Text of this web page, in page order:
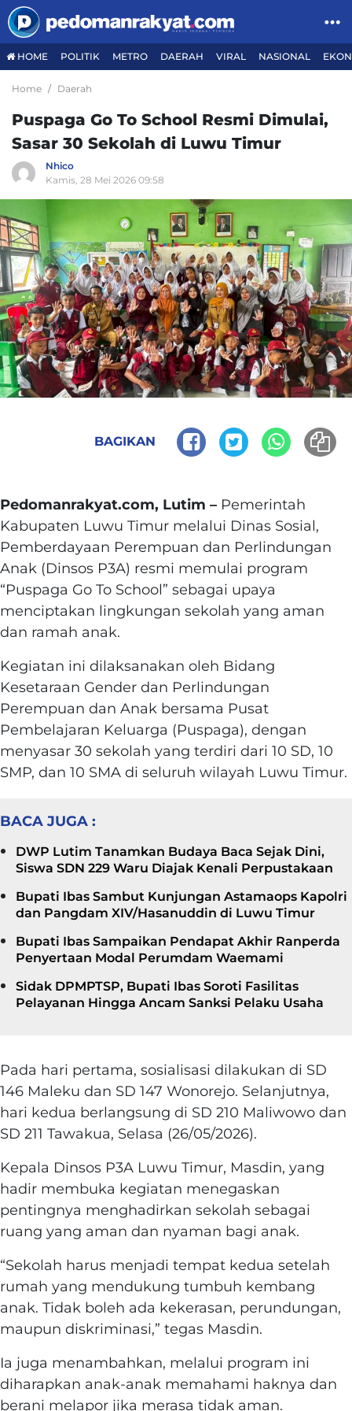
HOME POLITIK METRO DAERAH VIRAL NASIONAL
Home Daerah
Puspaga Go To School Resmi Dimulai,
Sasar 30 Sekolah di Luwu Timur
Nhico
Kamis, 28 Mei 2026 09:58
BAGIKAN
Pedomanrakyat.com, Lutim – Pemerintah
Kabupaten Luwu Timur melalui Dinas Sosial,
Pemberdayaan Perempuan dan Perlindungan
Anak (Dinsos P3A) resmi memulai program
“Puspaga Go To School” sebagai upaya
menciptakan lingkungan sekolah yang aman
dan ramah anak.
Kegiatan ini dilaksanakan oleh Bidang
Kesetaraan Gender dan Perlindungan
Perempuan dan Anak bersama Pusat
Pembelajaran Keluarga (Puspaga), dengan
menyasar 30 sekolah yang terdiri dari 10 SD, 10
SMP, dan 10 SMA di seluruh wilayah Luwu Timur.
BACA JUGA :
DWP Lutim Tanamkan Budaya Baca Sejak Dini,
Siswa SDN 229 Waru Diajak Kenali Perpustakaan
Bupati Ibas Sambut Kunjungan Astamaops Kapolri
dan Pangdam XIV/Hasanuddin di Luwu Timur
Bupati Ibas Sampaikan Pendapat Akhir Ranperda
Penyertaan Modal Perumdam Waemami
Sidak DPMPTSP, Bupati Ibas Soroti Fasilitas
Pelayanan Hingga Ancam Sanksi Pelaku Usaha
Pada hari pertama, sosialisasi dilakukan di SD
146 Maleku dan SD 147 Wonorejo. Selanjutnya,
hari kedua berlangsung di SD 210 Maliwowo dan
SD 211 Tawakua, Selasa (26/05/2026).
Kepala Dinsos P3A Luwu Timur, Masdin, yang
hadir membuka kegiatan menegaskan
pentingnya menghadirkan sekolah sebagai
ruang yang aman dan nyaman bagi anak.
“Sekolah harus menjadi tempat kedua setelah
rumah yang mendukung tumbuh kembang
anak. Tidak boleh ada kekerasan, perundungan,
maupun diskriminasi,” tegas Masdin.
Ia juga menambahkan, melalui program ini
diharapkan anak-anak memahami haknya dan
berani melapor jika merasa tidak aman.